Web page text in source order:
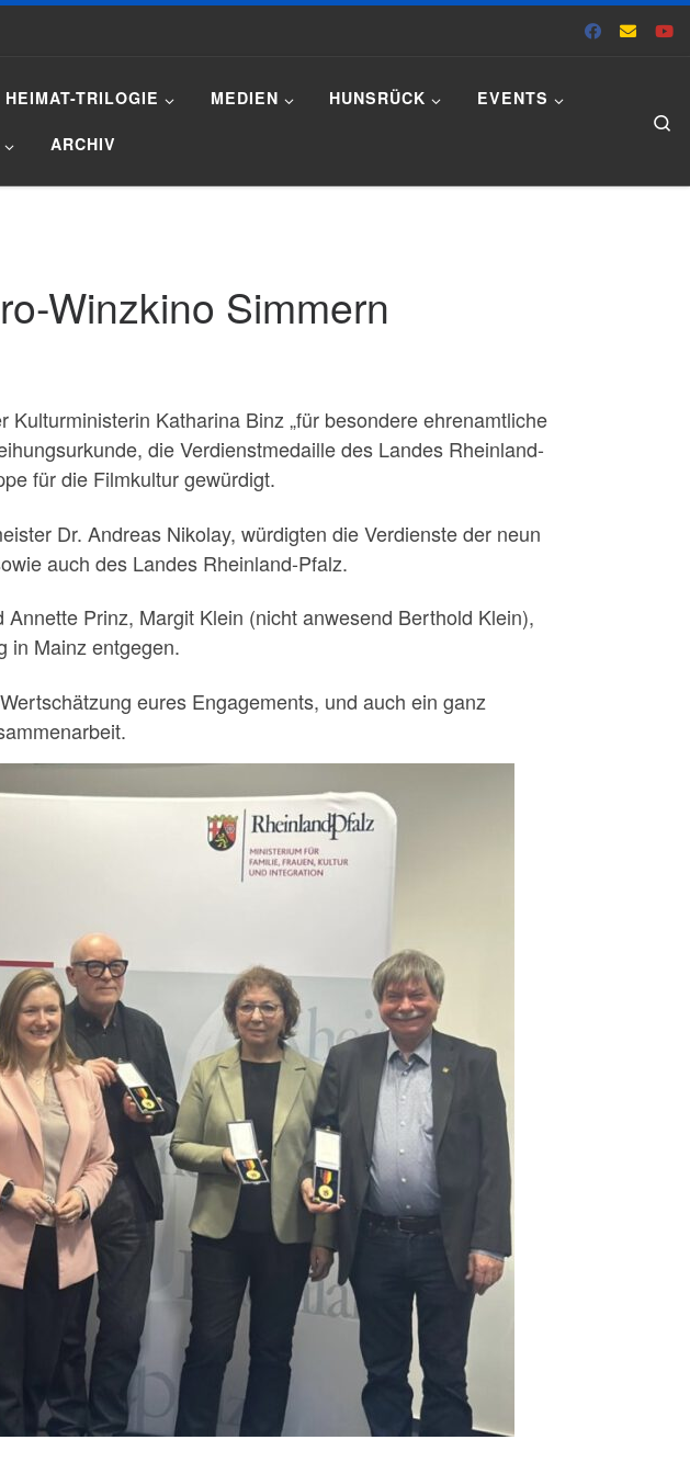
HEIMAT-TRILOGIE MEDIEN HUNSRÜCK EVENTS
ARCHIV
Winzkino Simmern
Katharina Binz „für besondere ehrenamtliche
die Verdienstmedaille des Landes Rheinland-
für die Filmkultur gewürdigt.
Dr. Andreas Nikolay, würdigten die Verdienste der neun
auch des Landes Rheinland-Pfalz.
Prinz, Margit Klein (nicht anwesend Berthold Klein),
in Mainz entgegen.
eures Engagements, und auch ein ganz